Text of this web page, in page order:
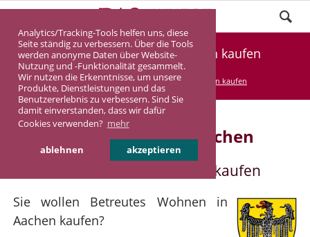
Analytics/Tracking-Tools helfen uns, diese
Seite ständig zu verbessern. Über die Tools
werden anonyme Daten über Website-
Nutzung und -Funktionalität gesammelt.
Wir nutzen die Erkenntnisse, um unsere
Produkte, Dienstleistungen und das
Benutzererlebnis zu verbessern. Sind Sie
damit einverstanden, dass wir dafür
Cookies verwenden? mehr
ablehnen akzeptieren
Betreutes Wohnen in Aachen kaufen
DASINVEST Service Betreutes Wohnen kaufen
Betreutes Wohnen in Aachen
Betreutes Wohnen in Aachen kaufen
Sie wollen Betreutes Wohnen in
Aachen kaufen?